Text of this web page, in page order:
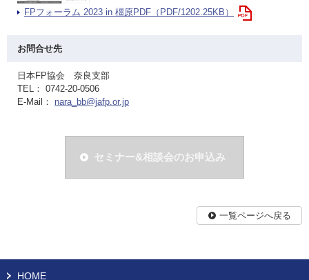
FPフォーラム 2023 in 橿原PDF（PDF/1202.25KB）
お問合せ先
日本FP協会 奈良支部
TEL： 0742-20-0506
E-Mail： nara_bb@jafp.or.jp
セミナー&相談会のお申込み
一覧ページへ戻る
HOME